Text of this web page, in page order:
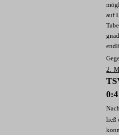
auf
2.
0:4
ließ